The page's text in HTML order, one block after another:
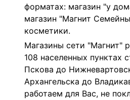
форматах: магазин "у
магазин "Магнит
косметики.
Магазины сети "Магнит"
108 населенных пунктах
Пскова до
Архангельска до
работаем для Вас, не